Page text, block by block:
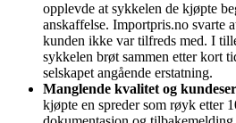
opplevde at sykkelen de kjøpte
anskaffelse. Importpris.no svarte
kunden ikke var tilfreds med. I
sykkelen brøt sammen etter kort
selskapet angående erstatning.
Manglende kvalitet og
kjøpte en spreder som røyk etter